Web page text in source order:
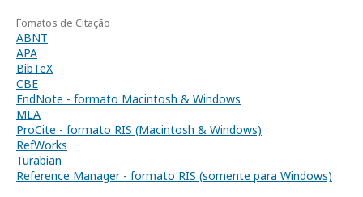
Fomatos de Citação
ABNT
APA
BibTeX
CBE
EndNote - formato Macintosh & Windows
MLA
ProCite - formato RIS (Macintosh & Windows)
RefWorks
Turabian
Reference Manager - formato RIS (somente para Windows)